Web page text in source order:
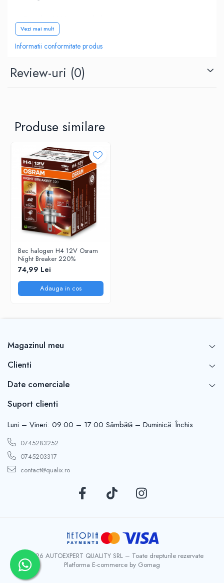
Vizibilitate mai bună pe timp de noapte
Brand OSRAM – calitate premium
Tensiune: 12V
Putere: 60/55W
Cod produs: 64193NBS
Cantitate: 1 buc
Producător: OSRAM
Vezi mai mult
Informatii conformitate produs
Review-uri (0)
Produse similare
Bec halogen H4 12V Osram
Night Breaker 220%
74,99 Lei
Adauga in cos
Magazinul meu
Clienti
Date comerciale
Suport clienti
Luni – Vineri: 09:00 – 17:00 Sâmbătă – Duminică: Închis
0745283252
0745203317
contact@qualix.ro
© 2026 AUTOEXPERT QUALITY SRL – Toate drepturile rezervate
Platforma E-commerce by Gomag